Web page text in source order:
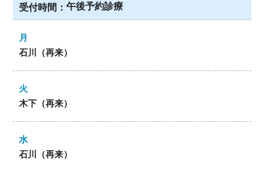
午後予約診療
石川（再来）
木下（再来）
石川（再来）